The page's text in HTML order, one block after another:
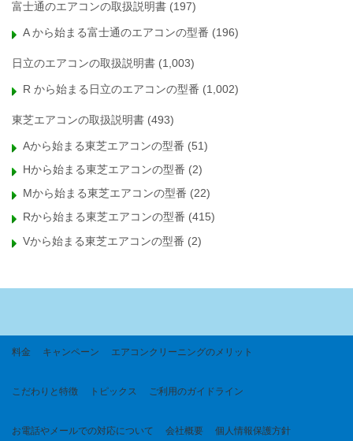
富士通のエアコンの取扱説明書 (197)
A から始まる富士通のエアコンの型番 (196)
日立のエアコンの取扱説明書 (1,003)
R から始まる日立のエアコンの型番 (1,002)
東芝エアコンの取扱説明書 (493)
Aから始まる東芝エアコンの型番 (51)
Hから始まる東芝エアコンの型番 (2)
Mから始まる東芝エアコンの型番 (22)
Rから始まる東芝エアコンの型番 (415)
Vから始まる東芝エアコンの型番 (2)
料金 キャンペーン エアコンクリーニングのメリット
こだわりと特徴 トピックス ご利用のガイドライン
お電話やメールでの対応について 会社概要 個人情報保護方針